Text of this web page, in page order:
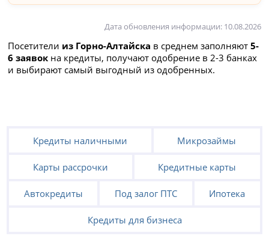
Дата обновления информации: 10.08.2026
Посетители из Горно-Алтайска в среднем заполняют5-
6 заявок на кредиты, получают одобрение в 2-3 банках
и выбирают самый выгодный из одобренных.
Кредиты наличными Микрозаймы
Карты рассрочки Кредитные карты
Автокредиты Под залог ПТС Ипотека
Кредиты для бизнеса